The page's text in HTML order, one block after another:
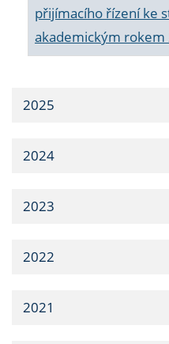
přijímacího řízení ke
akademickým
2025
2024
2023
2022
2021